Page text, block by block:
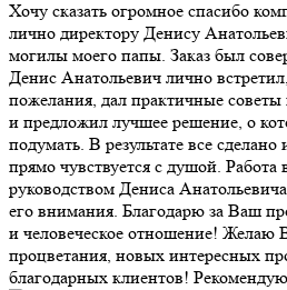
Хочу сказать огромное спасибо
лично директору Денису
могилы моего папы. Заказ был
Денис Анатольевич лично
пожелания, дал практичные
и предложил лучшее решение, о
подумать. В результате все сделано
прямо чувствуется с душой. Работа
руководством Дениса
его внимания. Благодарю за Ваш
и человеческое отношение! Желаю
процветания, новых интересных
благодарных клиентов!